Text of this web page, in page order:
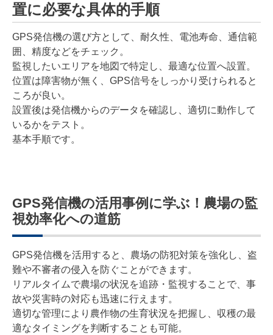
置に必要な具体的手順
GPS発信機の選び方として、耐久性、電池寿命、通信範
囲、精度などをチェック。
監視したいエリアを地図で特定し、最適な位置へ設置。
位置は障害物が無く、GPS信号をしっかり受けられると
ころが良い。
設置後は発信機からのデータを確認し、適切に動作して
いるかをテスト。
基本手順です。
GPS発信機の活用事例に学ぶ！農場の監
視効率化への道筋
GPS発信機を活用すると、農场の防犯対策を強化し、盗
難や不審者の侵入を防ぐことができます。
リアルタイムで農場の状況を追跡・監視することで、事
故や災害時の対応も迅速に行えます。
適切な管理により農作物の生育状況を把握し、収穫の最
適なタイミングを判断することも可能。